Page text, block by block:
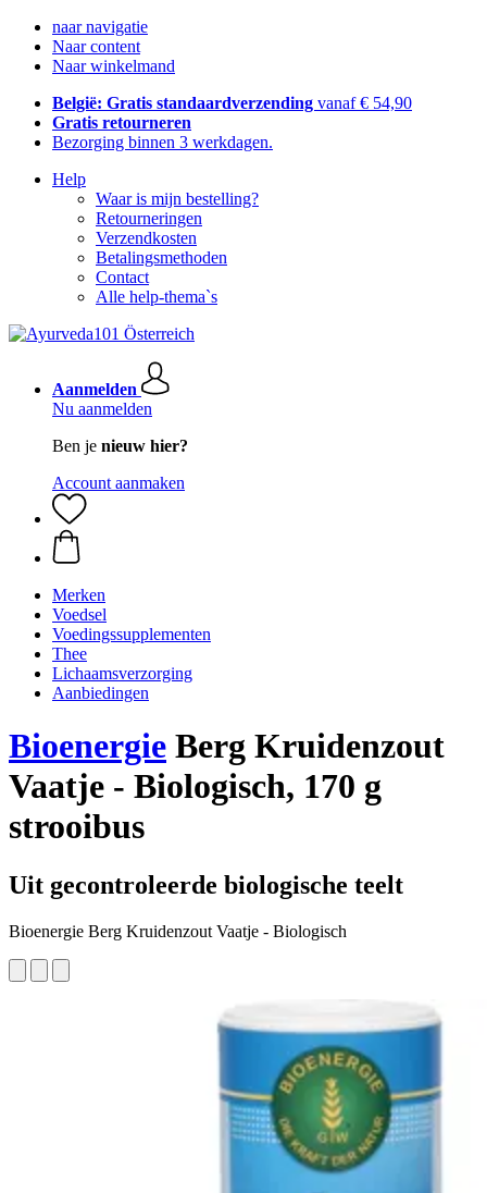
naar navigatie
Naar content
Naar winkelmand
België: Gratis standaardverzending vanaf € 54,90
Gratis retourneren
Bezorging binnen 3 werkdagen.
Help
Waar is mijn bestelling?
Retourneringen
Verzendkosten
Betalingsmethoden
Contact
Alle help-thema`s
Aanmelden
Nu aanmelden
Ben je nieuw hier?
Account aanmaken
Merken
Voedsel
Voedingssupplementen
Thee
Lichaamsverzorging
Aanbiedingen
Bioenergie Berg Kruidenzout
Vaatje - Biologisch, 170 g
strooibus
Uit gecontroleerde biologische teelt
Bioenergie Berg Kruidenzout Vaatje - Biologisch